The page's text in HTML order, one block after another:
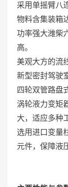
采用单摇臂八
物料含集装箱
功率强大潍柴
高。
美观大方的流
新型密封驾驶
四轮双管路盘
涡轮液力变矩
大，适应多种
选用进口变量
元件，保障液